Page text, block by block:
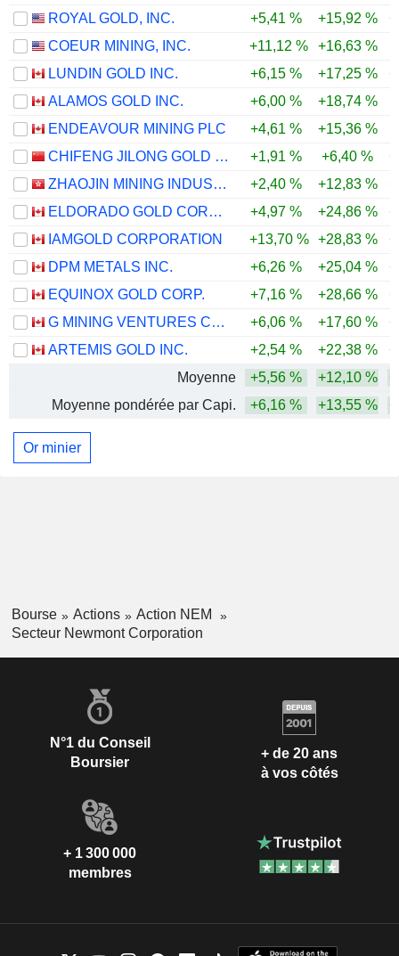
ROYAL GOLD, INC.
+5,41 % +15,92 %
COEUR MINING, INC.
+11,12 % +16,63 %
LUNDIN GOLD INC.
+6,15 % +17,25 %
ALAMOS GOLD INC.
+6,00 % +18,74 %
ENDEAVOUR MINING PLC
+4,61 % +15,36 %
CHIFENG JILONG GOLD MINING GROUP LIMITED
+1,91 % +6,40 %
ZHAOJIN MINING INDUSTRY COMPANY LIMITED
+2,40 % +12,83 %
ELDORADO GOLD CORPORATION
+4,97 % +24,86 %
IAMGOLD CORPORATION
+13,70 % +28,83 %
DPM METALS INC.
+6,26 % +25,04 %
EQUINOX GOLD CORP.
+7,16 % +28,66 %
G MINING VENTURES CORP.
+6,06 % +17,60 %
ARTEMIS GOLD INC.
+2,54 % +22,38 %
Moyenne
+5,56 % +12,10 %
Moyenne pondérée par Capi.
+6,16 % +13,55 %
Or minier
Bourse Actions
Action NEM
Secteur Newmont Corporation
N°1 du Conseil
Boursier
+ de 20 ans
à vos côtés
+ 1 300 000
membres